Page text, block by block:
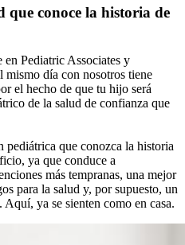
que conoce la historia de
Pediatric Associates y
mismo día con nosotros tiene
el hecho de que tu hijo será
de la salud de confianza que
pediátrica que conozca la historia
ya que conduce a
más tempranas, una mejor
para la salud y, por supuesto, un
ya se sienten como en casa.